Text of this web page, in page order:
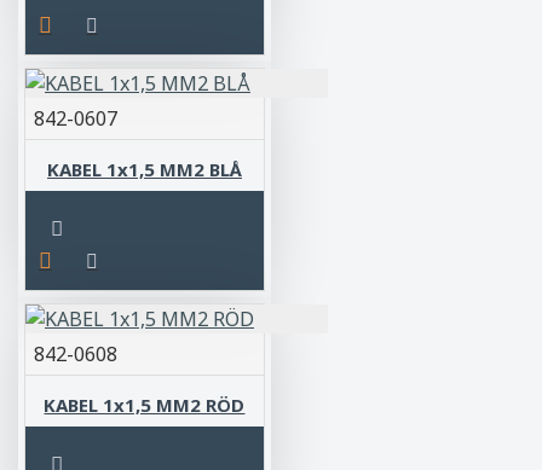
842-0607
KABEL 1x1,5 MM2 BLÅ
842-0608
KABEL 1x1,5 MM2 RÖD